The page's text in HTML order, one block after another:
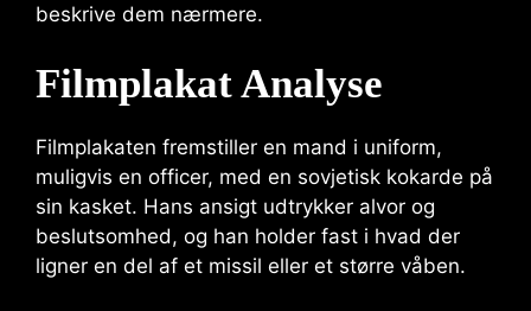
beskrive dem nærmere.
Filmplakat Analyse
Filmplakaten fremstiller en mand i uniform,
muligvis en officer, med en sovjetisk kokarde på
sin kasket. Hans ansigt udtrykker alvor og
beslutsomhed, og han holder fast i hvad der
ligner en del af et missil eller et større våben.